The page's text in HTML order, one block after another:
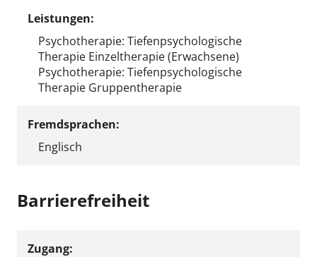
Leistungen:
Psychotherapie: Tiefenpsychologische
Therapie Einzeltherapie (Erwachsene)
Psychotherapie: Tiefenpsychologische
Therapie Gruppentherapie
Fremdsprachen:
Englisch
Barrierefreiheit
Zugang: